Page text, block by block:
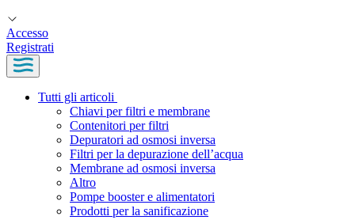
Accesso
Registrati
Tutti gli articoli
Chiavi per filtri e membrane
Contenitori per filtri
Depuratori ad osmosi inversa
Filtri per la depurazione dell’acqua
Membrane ad osmosi inversa
Altro
Pompe booster e alimentatori
Prodotti per la sanificazione